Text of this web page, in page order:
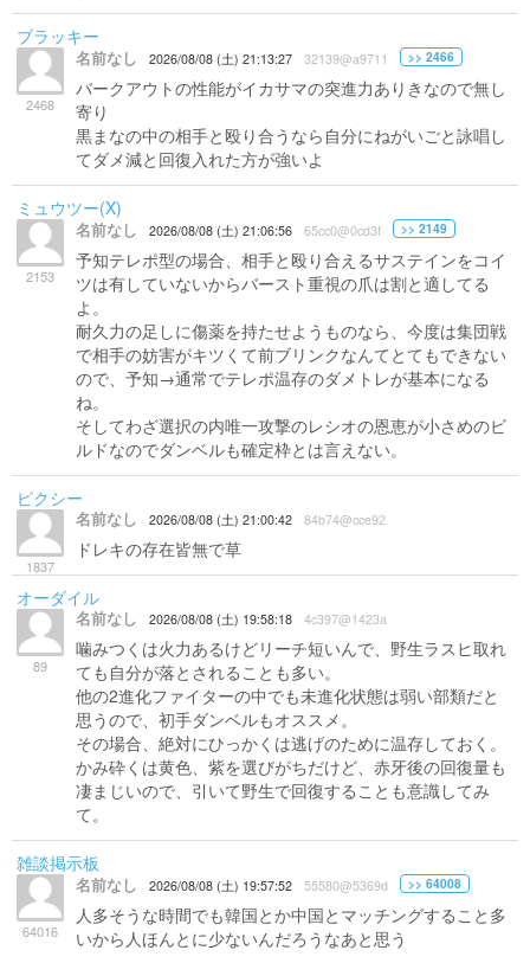
ブラッキー
2468
名前なし 2026/08/08 (土) 21:13:27 32139@a9711 >> 2466
バークアウトの性能がイカサマの突進力ありきなので無し
寄り
黒まなの中の相手と殴り合うなら自分にねがいごと詠唱し
てダメ減と回復入れた方が強いよ
ミュウツー(X)
2153
名前なし 2026/08/08 (土) 21:06:56 65cc0@0cd3f >> 2149
予知テレポ型の場合、相手と殴り合えるサステインをコイ
ツは有していないからバースト重視の爪は割と適してる
よ。
耐久力の足しに傷薬を持たせようものなら、今度は集団戦
で相手の妨害がキツくて前ブリンクなんてとてもできない
ので、予知→通常でテレポ温存のダメトレが基本になる
ね。
そしてわざ選択の内唯一攻撃のレシオの恩恵が小さめのビ
ルドなのでダンベルも確定枠とは言えない。
ピクシー
1837
名前なし 2026/08/08 (土) 21:00:42 84b74@cce92
ドレキの存在皆無で草
オーダイル
89
名前なし 2026/08/08 (土) 19:58:18 4c397@1423a
噛みつくは火力あるけどリーチ短いんで、野生ラスヒ取れ
ても自分が落とされることも多い。
他の2進化ファイターの中でも未進化状態は弱い部類だと
思うので、初手ダンベルもオススメ。
その場合、絶対にひっかくは逃げのために温存しておく。
かみ砕くは黄色、紫を選びがちだけど、赤牙後の回復量も
凄まじいので、引いて野生で回復することも意識してみ
て。
雑談掲示板
64016
名前なし 2026/08/08 (土) 19:57:52 55580@5369d >> 64008
人多そうな時間でも韓国とか中国とマッチングすること多
いから人ほんとに少ないんだろうなあと思う